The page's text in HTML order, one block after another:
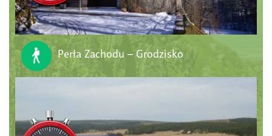
Perła Zachodu – Grodzisko